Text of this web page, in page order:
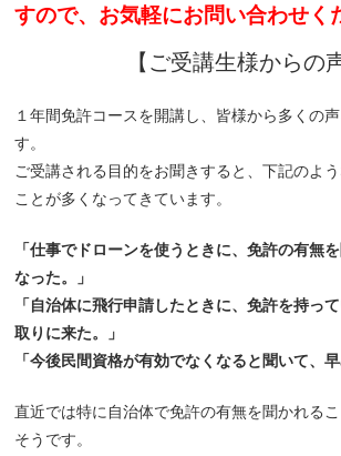
すので、お気軽にお問い合わせく
【ご受講生様からの
１年間免許コースを開講し、皆様から多くの
す。
ご受講される目的をお聞きすると、下記のよ
ことが多くなってきています。
「仕事でドローンを使うときに、免許の有無
なった。」
「自治体に飛行申請したときに、免許を持っ
取りに来た。」
「今後民間資格が有効でなくなると聞いて、
直近では特に自治体で免許の有無を聞かれる
そうです。